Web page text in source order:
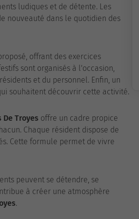
ludiques et de détente. Les
nouveauté dans le quotidien des
offrant des exercices
sont organisés à l'occasion,
et du personnel. Enfin, un
souhaitent découvrir cette activité.
Troyes offre un cadre propice
Chaque résident dispose de
Cette formule permet de vivre
peuvent se détendre, se
à créer une atmosphère
.